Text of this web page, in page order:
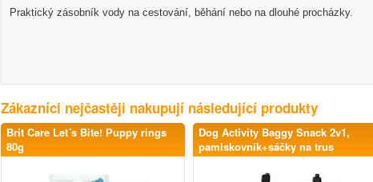
Praktický zásobník vody na cestování, běhání nebo na dlouhé procházky.
Zákazníci nejčastěji nakupují následující produkty
Brit Care Let´s Bite! Puppy rings
80g
Dog Activity Baggy Snack 2v1,
pamlskovník+sáčky na trus